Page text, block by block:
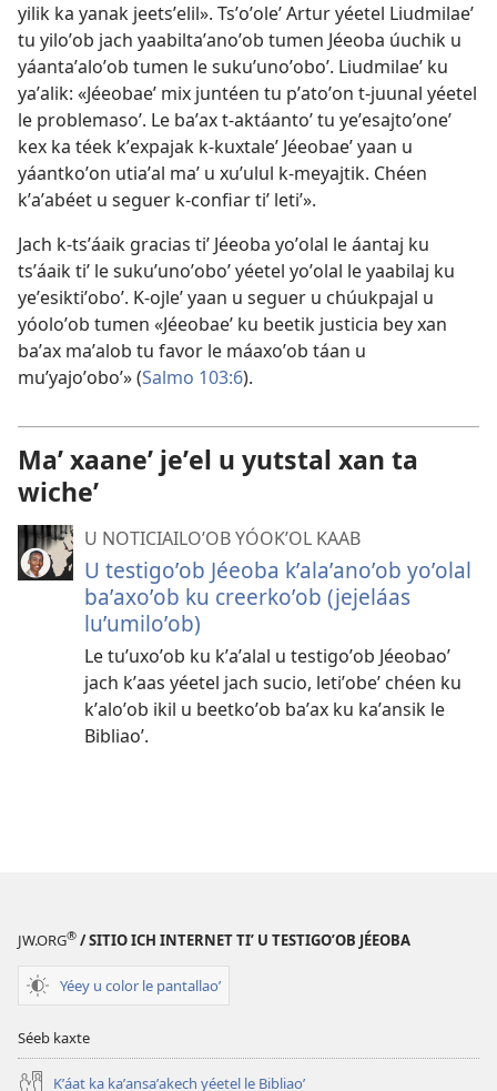
yilik ka yanak jeetsʼelil». Tsʼoʼoleʼ Artur yéetel Liudmilaeʼ
tu yiloʼob jach yaabiltaʼanoʼob tumen Jéeoba úuchik u
yáantaʼaloʼob tumen le sukuʼunoʼoboʼ. Liudmilaeʼ ku
yaʼalik: «Jéeobaeʼ mix juntéen tu pʼatoʼon t-juunal yéetel
le problemasoʼ. Le baʼax t-aktáantoʼ tu yeʼesajtoʼoneʼ
kex ka téek kʼexpajak k-kuxtaleʼ Jéeobaeʼ yaan u
yáantkoʼon utiaʼal maʼ u xuʼulul k-meyajtik. Chéen
kʼaʼabéet u seguer k-confiar tiʼ letiʼ».
Jach k-tsʼáaik gracias tiʼ Jéeoba yoʼolal le áantaj ku
tsʼáaik tiʼ le sukuʼunoʼoboʼ yéetel yoʼolal le yaabilaj ku
yeʼesiktiʼoboʼ. K-ojleʼ yaan u seguer u chúukpajal u
yóoloʼob tumen «Jéeobaeʼ ku beetik justicia bey xan
baʼax maʼalob tu favor le máaxoʼob táan u
muʼyajoʼoboʼ» (Salmo 103:6).
Maʼ xaaneʼ jeʼel u yutstal xan ta
wicheʼ
U NOTICIAILOʼOB YÓOKʼOL KAAB
U testigoʼob Jéeoba kʼalaʼanoʼob yoʼolal
baʼaxoʼob ku creerkoʼob (jejeláas
luʼumiloʼob)
Le tuʼuxoʼob ku kʼaʼalal u testigoʼob Jéeobaoʼ
jach kʼaas yéetel jach sucio, letiʼobeʼ chéen ku
kʼaloʼob ikil u beetkoʼob baʼax ku kaʼansik le
Bibliaoʼ.
JW.ORG® / SITIO ICH INTERNET TIʼ U TESTIGOʼOB JÉEOBA
Yéey u color le pantallaoʼ
Séeb kaxte
Kʼáat ka kaʼansaʼakech yéetel le Bibliaoʼ